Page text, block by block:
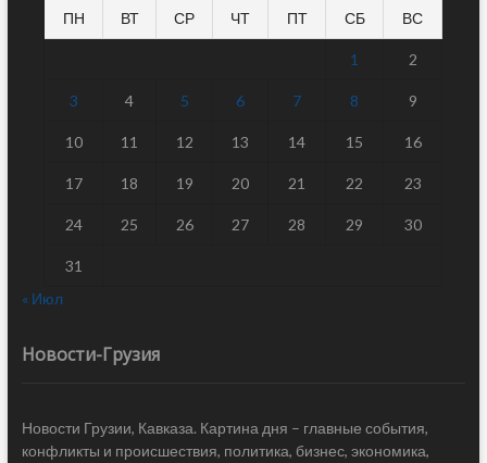
ПН ВТ СР ЧТ ПТ СБ ВС
1 2
3 4 5 6 7 8 9
10 11 12 13 14 15 16
17 18 19 20 21 22 23
24 25 26 27 28 29 30
31
« Июл
Новости-Грузия
Новости Грузии, Кавказа. Картина дня – главные события,
конфликты и происшествия, политика, бизнес, экономика,